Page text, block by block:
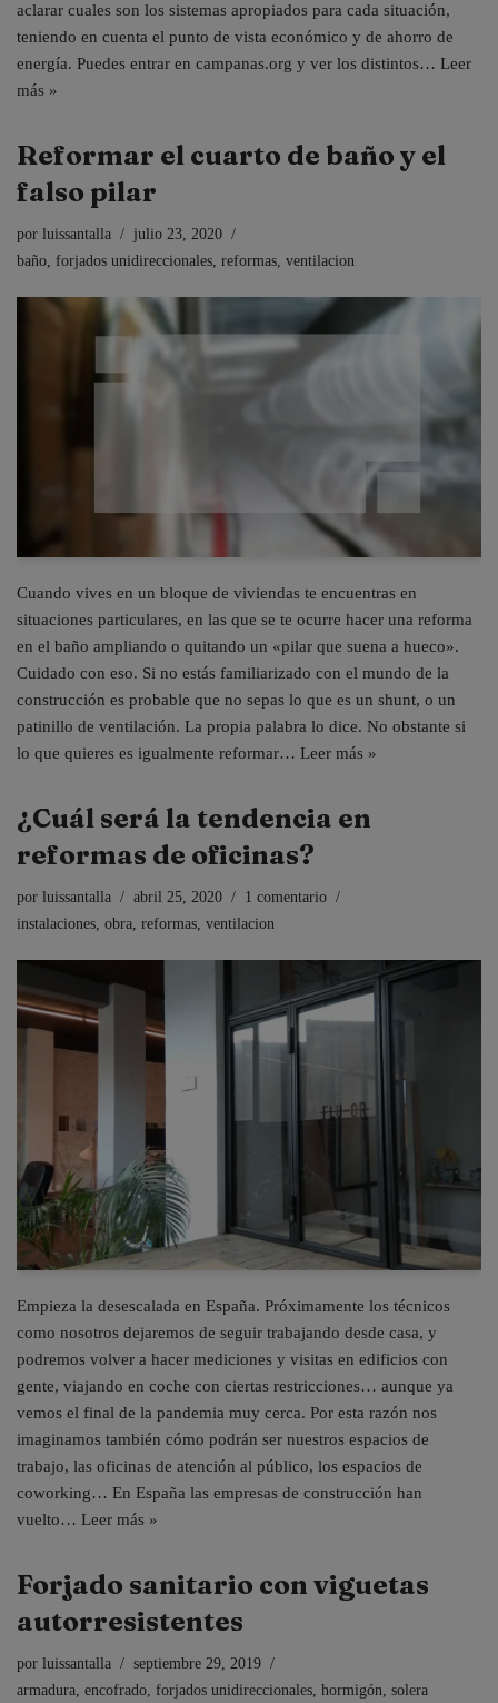
aclarar cuales son los sistemas apropiados para cada situación,
teniendo en cuenta el punto de vista económico y de ahorro de
energía. Puedes entrar en campanas.org y ver los distintos… Leer
más »
Reformar el cuarto de baño y el
falso pilar
por luissantalla
julio 23, 2020
baño, forjados unidireccionales, reformas, ventilacion
Cuando vives en un bloque de viviendas te encuentras en
situaciones particulares, en las que se te ocurre hacer una reforma
en el baño ampliando o quitando un «pilar que suena a hueco».
Cuidado con eso. Si no estás familiarizado con el mundo de la
construcción es probable que no sepas lo que es un shunt, o un
patinillo de ventilación. La propia palabra lo dice. No obstante si
lo que quieres es igualmente reformar… Leer más »
¿Cuál será la tendencia en
reformas de oficinas?
por luissantalla abril 25, 2020
1 comentario
instalaciones, obra, reformas, ventilacion
Empieza la desescalada en España. Próximamente los técnicos
como nosotros dejaremos de seguir trabajando desde casa, y
podremos volver a hacer mediciones y visitas en edificios con
gente, viajando en coche con ciertas restricciones… aunque ya
vemos el final de la pandemia muy cerca. Por esta razón nos
imaginamos también cómo podrán ser nuestros espacios de
trabajo, las oficinas de atención al público, los espacios de
coworking… En España las empresas de construcción han
vuelto… Leer más »
Forjado sanitario con viguetas
autorresistentes
por luissantalla
septiembre 29, 2019
armadura encofrado forjados unidireccionales hormigón solera